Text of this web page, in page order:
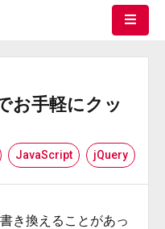
お手軽にクッ
JavaScript jQuery
き換えることがあっ